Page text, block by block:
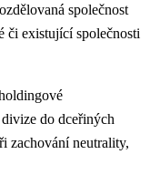
společnost
či existující společnosti
do dceřiných
zachování neutrality,